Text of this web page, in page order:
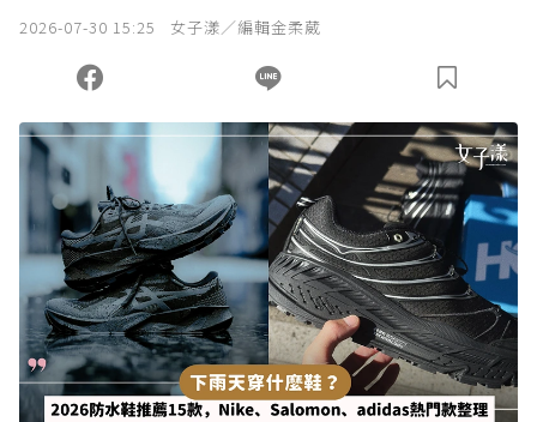
2026-07-30 15:25 女子漾／編輯金柔葳